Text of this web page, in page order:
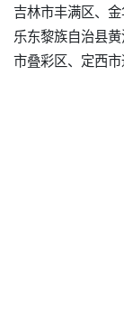
吉林市丰满区、
乐东黎族自治县
市叠彩区、定西